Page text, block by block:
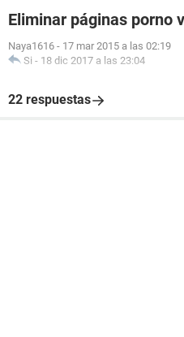
Eliminar páginas porno
Naya1616 - 17 mar 2015 a las 02:19
Si - 18 dic 2017 a las 23:04
22 respuestas